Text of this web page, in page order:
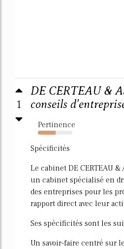
1
DE CERTEAU &
conseils
Pertinence
52%
Spécificités
Le cabinet DE CERTEAU &
un cabinet spécialisé en
des entreprises pour les
rapport direct avec leur
Ses spécificités sont les
Un savoir-faire centré sur